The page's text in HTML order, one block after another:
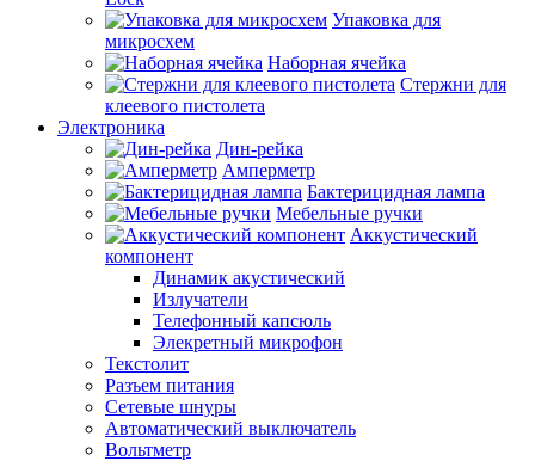
Упаковка для
микросхем
Наборная ячейка
Стержни для
клеевого пистолета
Электроника
Дин-рейка
Амперметр
Бактерицидная лампа
Мебельные ручки
Аккустический
компонент
Динамик акустический
Излучатели
Телефонный капсюль
Элекретный микрофон
Текстолит
Разъем питания
Сетевые шнуры
Автоматический выключатель
Вольтметр